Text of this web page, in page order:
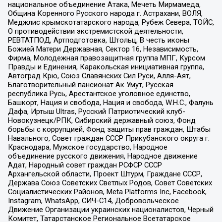
национальное объединение Атака, Мечеть Мирмамеда,
Община Коренного Русского народа г. Астрахани, ВОЛЯ,
Меджлис крымскотатарского народа, Рубеж Севера, ТОЙС,
О противодействии экстремистской деятельности,
РЕВТАТПОД, Артподготовка, Штольц, В честь иконы
Божией Матери Державная, Сектор 16, Независимость,
Фирма, Молодежная правозащитная группа МПГ, Курсом
Правды и Единения, Каракольская инициативная группа,
Автоград Крю, Союз Славянских Сил Руси, Алля-Аят,
Благотворительный пансионат Ак Умут, Русская
республика Русь, Арестантское уголовное единство,
Башкорт, Нация и свобода, Нация и свобода, W.H.С., Фалунь
Дафа, Иртыш Ultras, Русский Патриотический клуб-
Новокузнецк/РПК, Сибирский державный союз, Фонд
борьбы с коррупцией, Фонд защиты прав граждан, Штабы
Навального, Совет граждан СССР Прикубанского округа г.
Краснодара, Мужское государство, Народное
объединение русского движения, Народное движение
Адат, Народный совет граждан РСФСР СССР
Архангельской области, Проект Штурм, Граждане СССР,
Держава Союз Советских Светлых Родов, Совет Советских
Социалистических Районов, Meta Platforms Inc, Facebook,
Instagram, WhatsApp, СИЧ-С14, Добровольческое
Движение Организации украинских националистов, Черный
Комитет, Татарстанское Региональное Всетатарское